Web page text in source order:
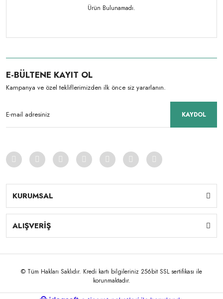
Ürün Bulunamadı.
E-BÜLTENE KAYIT OL
Kampanya ve özel tekliflerimizden ilk önce siz yararlanın.
KAYDOL
KURUMSAL
ALIŞVERİŞ
© Tüm Hakları Saklıdır. Kredi kartı bilgileriniz 256bit SSL sertifikası ile
korunmaktadır.